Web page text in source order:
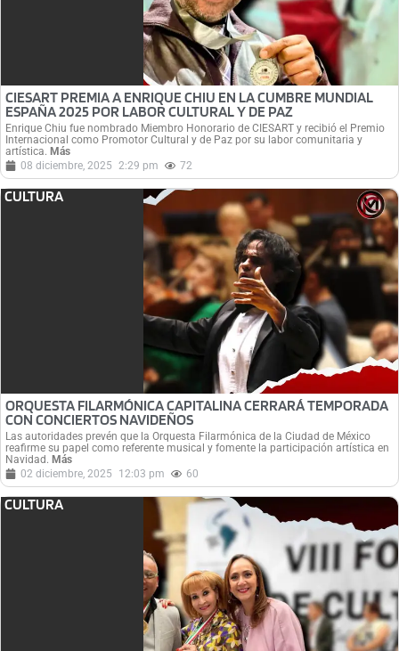
CIESART PREMIA A ENRIQUE CHIU EN LA CUMBRE MUNDIAL
ESPAÑA 2025 POR LABOR CULTURAL Y DE PAZ
Enrique Chiu fue nombrado Miembro Honorario de CIESART y recibió el Premio
Internacional como Promotor Cultural y de Paz por su labor comunitaria y
artística. Más
08 diciembre, 2025 2:29 pm 72
CULTURA
ORQUESTA FILARMÓNICA CAPITALINA CERRARÁ TEMPORADA
CON CONCIERTOS NAVIDEÑOS
Las autoridades prevén que la Orquesta Filarmónica de la Ciudad de México
reafirme su papel como referente musical y fomente la participación artística en
Navidad. Más
02 diciembre, 2025
12:03 pm 60
CULTURA